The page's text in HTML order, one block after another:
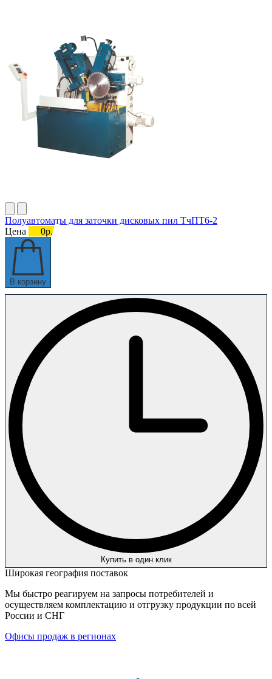
Полуавтоматы для заточки дисковых пил ТчПТ6-2
Цена
0р.
В корзину
Купить в один клик
Широкая география поставок
Мы быстро реагируем на запросы потребителей и
осуществляем комплектацию и отгрузку продукции по всей
России и СНГ
Офисы продаж в регионах